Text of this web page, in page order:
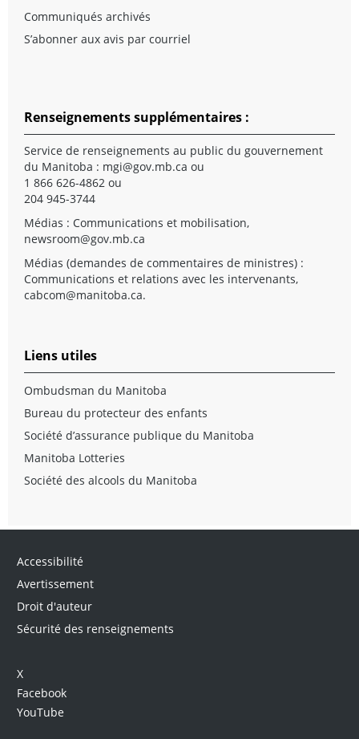
Communiqués archivés
S’abonner aux avis par courriel
Renseignements supplémentaires :
Service de renseignements au public du gouvernement
du Manitoba : mgi@gov.mb.ca ou
1 866 626-4862 ou
204 945-3744
Médias : Communications et mobilisation,
newsroom@gov.mb.ca
Médias (demandes de commentaires de ministres) :
Communications et relations avec les intervenants,
cabcom@manitoba.ca.
Liens utiles
Ombudsman du Manitoba
Bureau du protecteur des enfants
Société d’assurance publique du Manitoba
Manitoba Lotteries
Société des alcools du Manitoba
Accessibilité
Avertissement
Droit d'auteur
Sécurité des renseignements
X
Facebook
YouTube